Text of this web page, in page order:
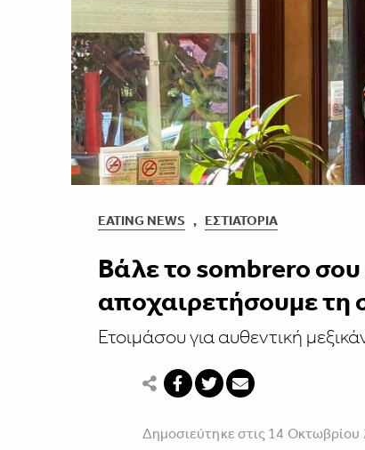
EATING NEWS , ΕΣΤΙΑΤΌΡΙΑ
Βάλε το sombrero
αποχαιρετήσουμε τη
Ετοιμάσου για αυθεντική
Δημοσιεύτηκε στις 14 Οκτωβρίου